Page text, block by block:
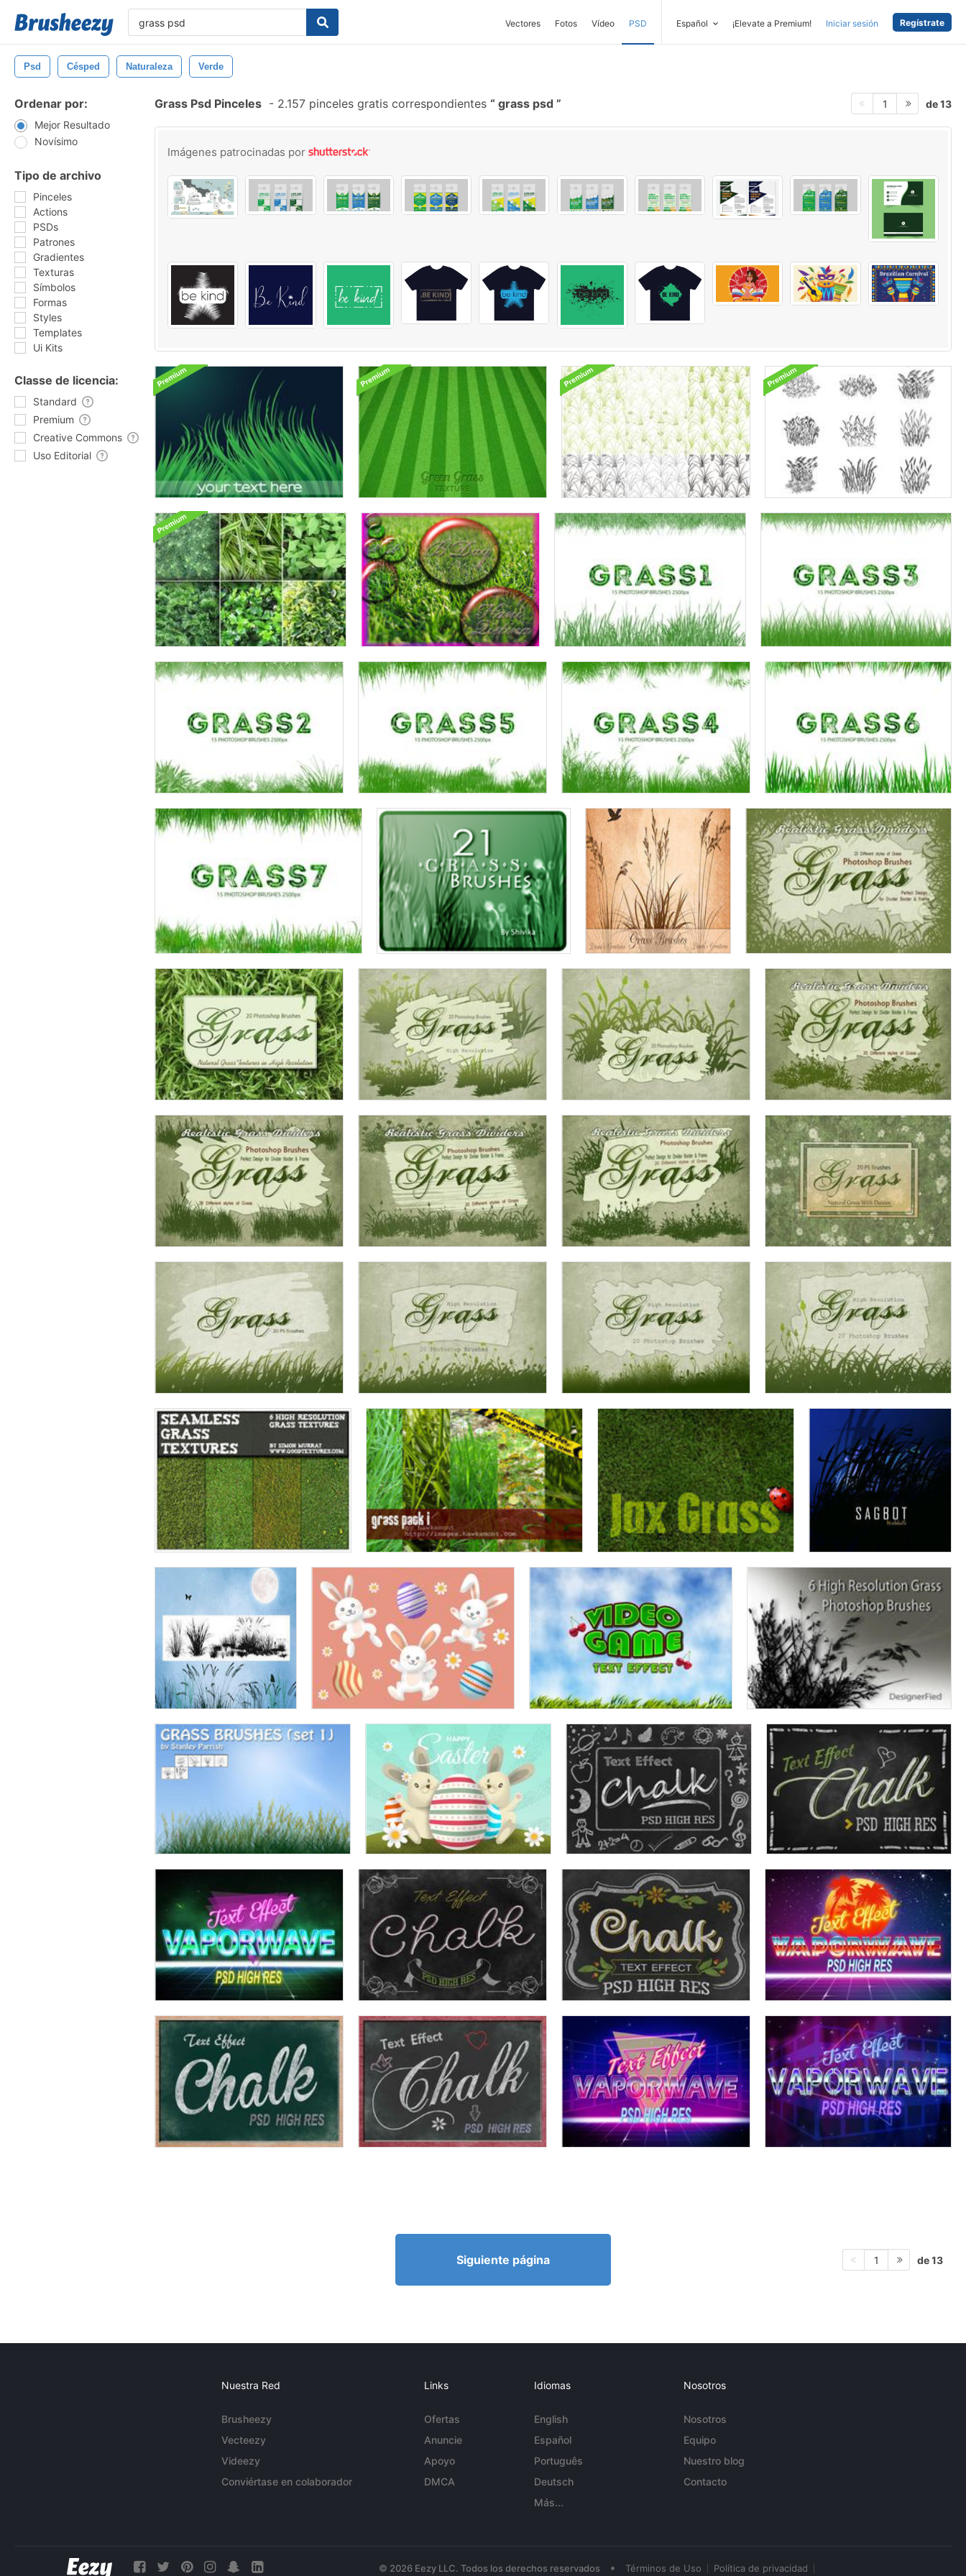
Vectores Fotos Vídeo PSD Español ¡Elevate a Premium! Iniciar sesión Regístrate
Psd Césped Naturaleza Verde
Ordenar por:
Mejor Resultado
Novísimo
Tipo de archivo
Pinceles
Actions
PSDs
Patrones
Gradientes
Texturas
Símbolos
Formas
Styles
Templates
Ui Kits
Classe de licencia:
Standard
Premium
Creative Commons
Uso Editorial
Grass Psd Pinceles - 2.157 pinceles gratis correspondientes grass psd 1 de 13
Imágenes patrocinadas por
Siguiente página 1 de 13
Nuestra Red
Brusheezy
Vecteezy
Videezy
Conviértase en colaborador
Links
Ofertas
Anuncie
Apoyo
DMCA
Idiomas
English
Español
Português
Deutsch
Más...
Nosotros
Nosotros
Equipo
Nuestro blog
Contacto
© 2026 Eezy LLC. Todos los derechos reservados • Términos de Uso Política de privacidad